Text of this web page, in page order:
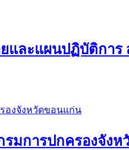
และแผนปฏิบัติกา
รมการปกครองจัง